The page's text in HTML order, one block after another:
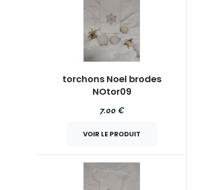
torchons Noel brodes
NOtor09
7.00 €
VOIR LE PRODUIT